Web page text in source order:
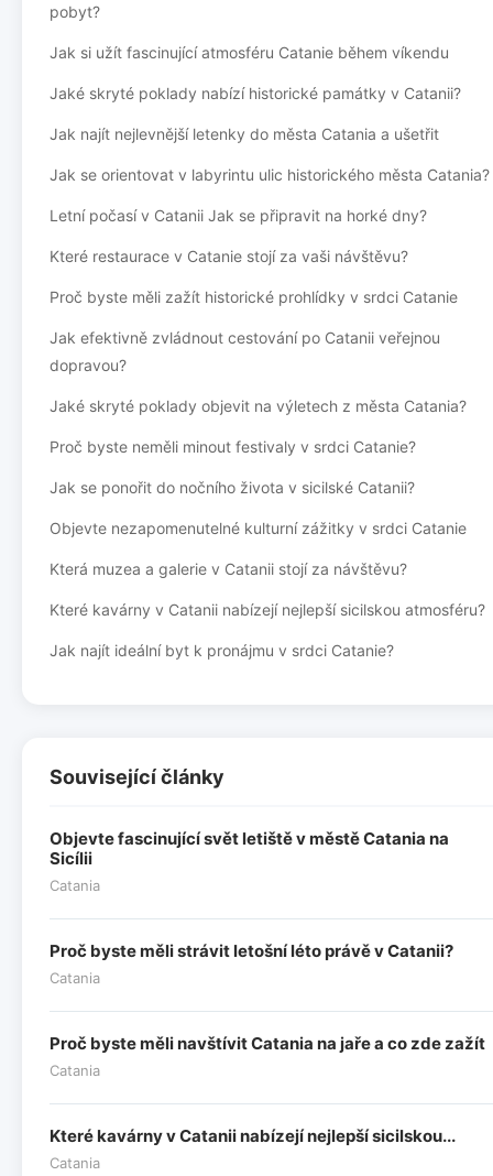
pobyt?
Jak si užít fascinující atmosféru Catanie během víkendu
Jaké skryté poklady nabízí historické památky v Catanii?
Jak najít nejlevnější letenky do města Catania a ušetřit
Jak se orientovat v labyrintu ulic historického města Catania?
Letní počasí v Catanii Jak se připravit na horké dny?
Které restaurace v Catanie stojí za vaši návštěvu?
Proč byste měli zažít historické prohlídky v srdci Catanie
Jak efektivně zvládnout cestování po Catanii veřejnou
dopravou?
Jaké skryté poklady objevit na výletech z města Catania?
Proč byste neměli minout festivaly v srdci Catanie?
Jak se ponořit do nočního života v sicilské Catanii?
Objevte nezapomenutelné kulturní zážitky v srdci Catanie
Která muzea a galerie v Catanii stojí za návštěvu?
Které kavárny v Catanii nabízejí nejlepší sicilskou atmosféru?
Jak najít ideální byt k pronájmu v srdci Catanie?
Související články
Objevte fascinující svět letiště v městě Catania na
Sicílii
Catania
Proč byste měli strávit letošní léto právě v Catanii?
Catania
Proč byste měli navštívit Catania na jaře a co zde zažít
Catania
Které kavárny v Catanii nabízejí nejlepší sicilskou...
Catania